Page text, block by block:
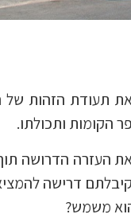
תעודת הזהות של
הקומות ותכולתו.
העזרה הדרושה
קיבלתם דרישה
משמש?